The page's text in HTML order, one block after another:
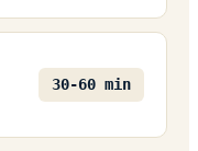
30-60 min